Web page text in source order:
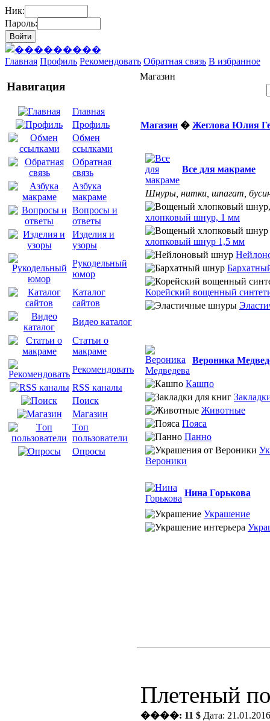
Ник:
Пароль:
Главная Профиль Рекомендовать Обратная связь В избранное
Навигация
Главная
Профиль
Обмен
ссылками
Обратная
связь
Азбука
макраме
Вопросы и
ответы
Изделия и
узоры
Рукодельный
юмор
Каталог
сайтов
Видео каталог
Статьи о
макраме
Рекомендовать
RSS каналы
Поиск
Магазин
Tоп
пользователи
Опросы
Магазин
Магазин � Жеглова Юлия
Все для макраме
Шнуры, нитки, шпагат,
хлопковый шнур, 1 мм
хлопковый шнур 1,5 мм
Корейский вощенный
Вероника
Кашпо
Животные
Пояса
Панно
Вероники
Нина Горькова
Украшение
Плетеный
����: 11 $ Дата: